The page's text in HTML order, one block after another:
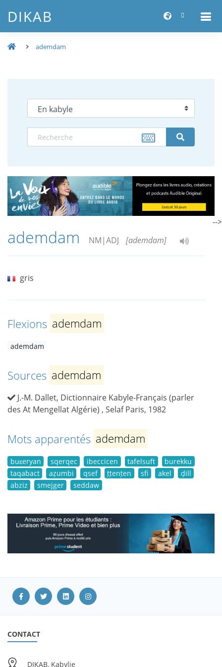
DIKAB
ademdam
ademdam NM|ADJ [ademdam]
gris
Flexions ademdam
ademdam
Sources ademdam
J.-M. Dallet, Dictionnaire Kabyle-Français (parler
des At Mengellat Algérie) , Selaf Paris, 1982
Mots apparentés ademdam
buɛeryan sqerqec ibeccicen tafelsuft
burekku
taqabact
aẓumbi qsef ṭṭenṭen sfi akel
ḍill
abziz
smejger seddaw
-->
CONTACT
DIKAB, Kabylie